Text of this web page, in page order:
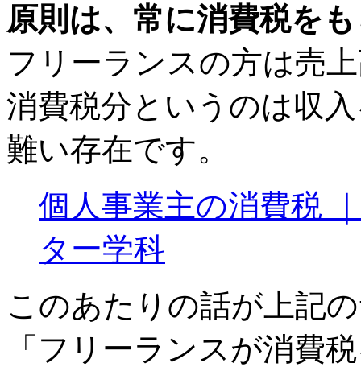
原則は、常に消費税を
フリーランスの方は売
消費税分というのは収
難い存在です。
個人事業主の消費税
ター学科
このあたりの話が上記
「フリーランスが消費